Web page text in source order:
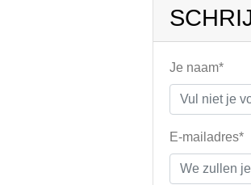
Je naam*
E-mailadres*